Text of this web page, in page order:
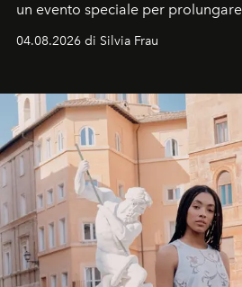
un evento speciale per
04.08.2026 di Silvia Frau